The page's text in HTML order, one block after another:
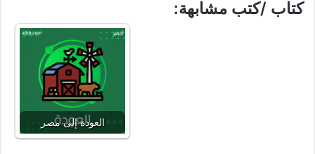
كتاب /كتب مشابهة:
العودة إلى مصر